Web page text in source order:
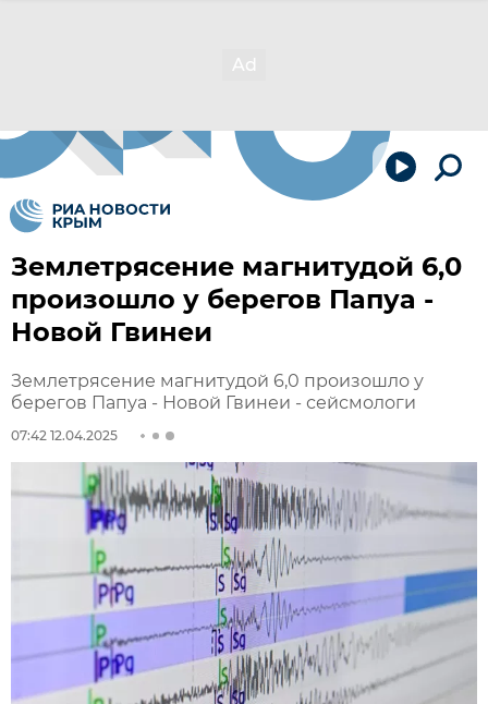
Землетрясение магнитудой 6,0
произошло у берегов Папуа -
Новой Гвинеи
Землетрясение магнитудой 6,0 произошло у
берегов Папуа - Новой Гвинеи - сейсмологи
07:42 12.04.2025